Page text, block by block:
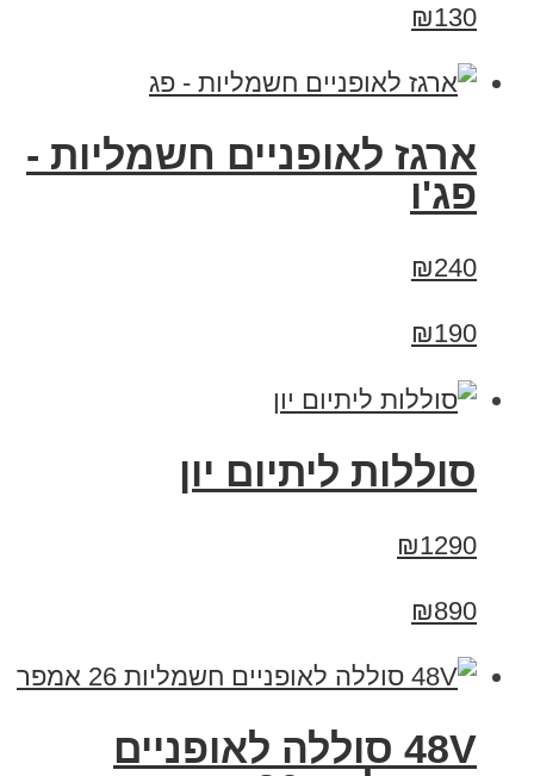
₪130
ארגז לאופניים חשמליות -
פג'ו
₪240
₪190
סוללות ליתיום יון
₪1290
₪890
48V סוללה לאופניים